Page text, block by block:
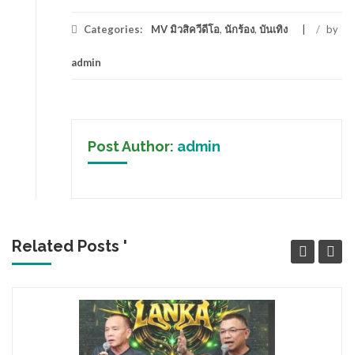
Categories: MV มิวสิควีดีโอ, นักร้อง, บันเทิง / by
admin
Post Author: admin
Related Posts '